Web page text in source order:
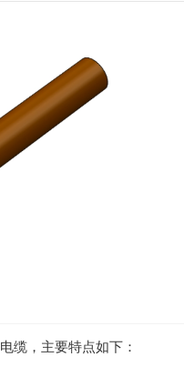
缆，主要特点如下：